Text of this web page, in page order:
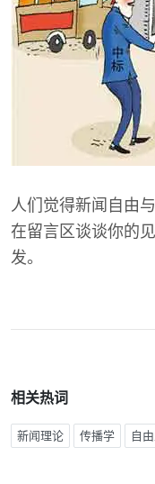
人们觉得新闻自由
在留言区谈谈你的
发。
相关热词
新闻理论 传播学 自